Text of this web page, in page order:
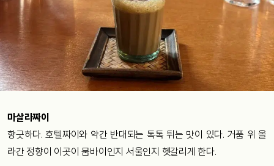
마살라짜이
향긋하다. 호텔짜이와 약간 반대되는 톡톡 튀는 맛이 있다. 거품 위 올
라간 정향이 이곳이 뭄바이인지 서울인지 헷갈리게 한다.